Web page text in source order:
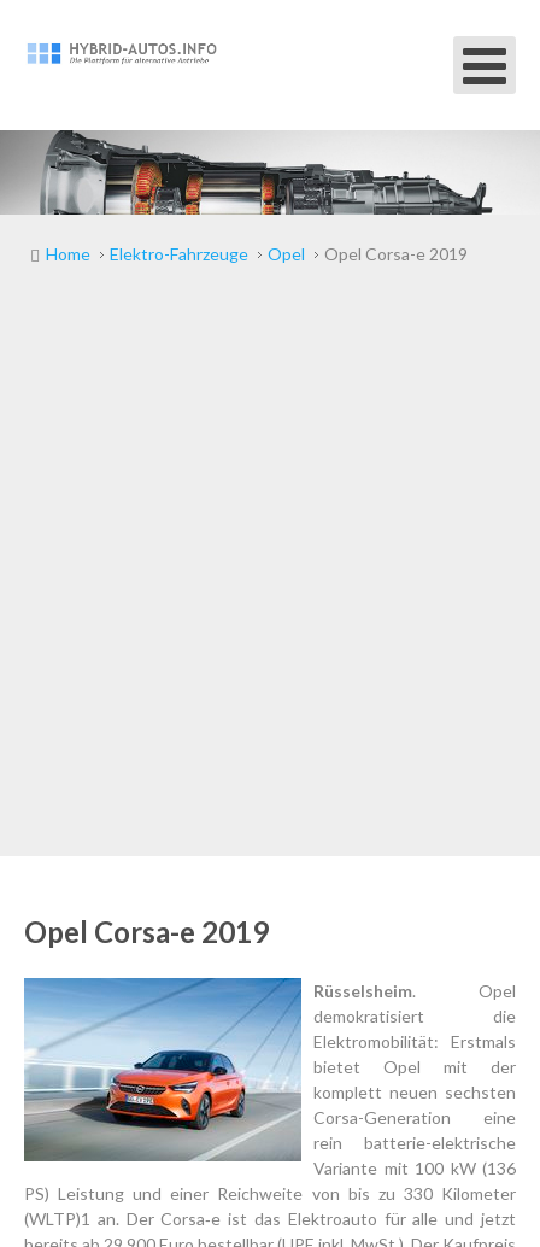
Home Elektro-Fahrzeuge Opel Opel Corsa-e 2019
Opel Corsa-e 2019
Rüsselsheim. Opel
demokratisiert die
Elektromobilität: Erstmals
bietet Opel mit der
komplett neuen sechsten
Corsa-Generation eine
rein batterie-elektrische
Variante mit 100 kW (136
PS) Leistung und einer Reichweite von bis zu 330 Kilometer
(WLTP)1 an. Der Corsa‑e ist das Elektroauto für alle und jetzt